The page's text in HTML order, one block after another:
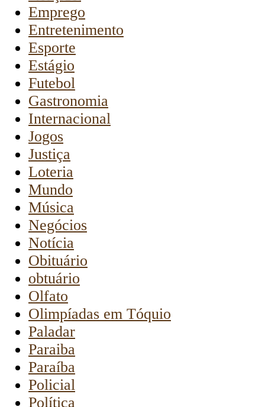
Emprego
Entretenimento
Esporte
Estágio
Futebol
Gastronomia
Internacional
Jogos
Justiça
Loteria
Mundo
Música
Negócios
Notícia
Obituário
obtuário
Olfato
Olimpíadas em Tóquio
Paladar
Paraiba
Paraíba
Policial
Política